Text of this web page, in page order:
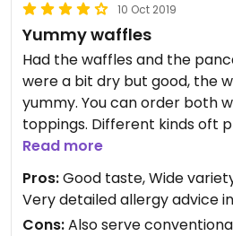
10 Oct 2019
Yummy waffles
Had the waffles and the
were a bit dry but good, the
yummy. You can order both
toppings. Different kinds oft
Also savoury vegan snacks.
many choices! Absolutely
Updated from previous review
Read more
Pros:Good taste, Wide
Very detailed allergy advice
Cons:Also serve